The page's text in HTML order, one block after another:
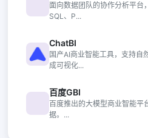
面向数据团队的协作分析平台
SQL、P...
ChatBI
国产AI商业智能工具，支持自
成可视化...
百度GBI
百度推出的大模型商业智能平
据。...